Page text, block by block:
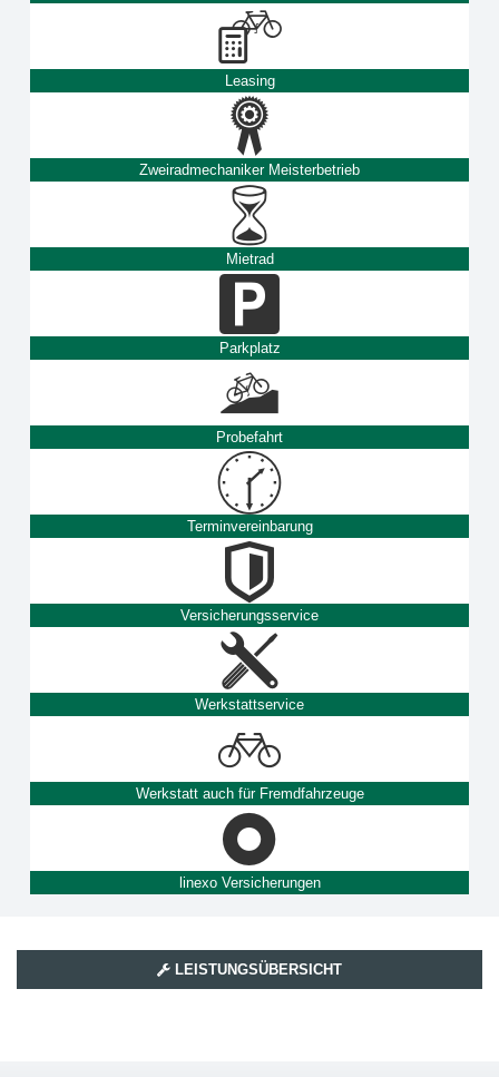
Leasing
Zweiradmechaniker Meisterbetrieb
Mietrad
Parkplatz
Probefahrt
Terminvereinbarung
Versicherungsservice
Werkstattservice
Werkstatt auch für Fremdfahrzeuge
linexo Versicherungen
LEISTUNGSÜBERSICHT